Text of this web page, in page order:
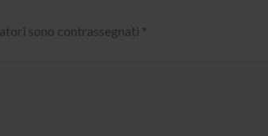
sono contrassegnati *